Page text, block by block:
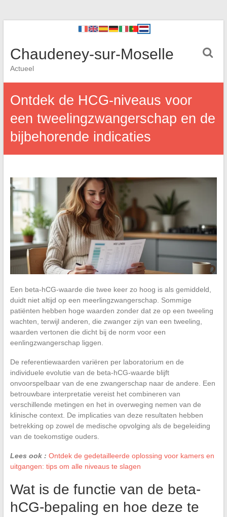
Chaudeney-sur-Moselle
Actueel
Ontdek de HCG-niveaus voor
een tweelingzwangerschap en de
bijbehorende indicaties
Een beta-hCG-waarde die twee keer zo hoog is als gemiddeld,
duidt niet altijd op een meerlingzwangerschap. Sommige
patiënten hebben hoge waarden zonder dat ze op een tweeling
wachten, terwijl anderen, die zwanger zijn van een tweeling,
waarden vertonen die dicht bij de norm voor een
eenlingzwangerschap liggen.
De referentiewaarden variëren per laboratorium en de
individuele evolutie van de beta-hCG-waarde blijft
onvoorspelbaar van de ene zwangerschap naar de andere. Een
betrouwbare interpretatie vereist het combineren van
verschillende metingen en het in overweging nemen van de
klinische context. De implicaties van deze resultaten hebben
betrekking op zowel de medische opvolging als de begeleiding
van de toekomstige ouders.
Lees ook : Ontdek de gedetailleerde oplossing voor kamers en
uitgangen: tips om alle niveaus te slagen
Wat is de functie van de beta-
hCG-bepaling en hoe deze te